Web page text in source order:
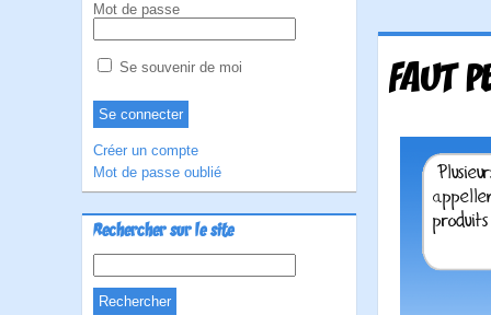
Mot de passe
Se souvenir de moi
Créer un compte
Mot de passe oublié
Rechercher sur le site
FAUT